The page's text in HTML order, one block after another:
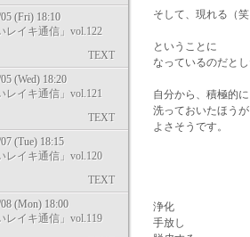
(Fri) 18:10
レイキ通信」vol.122
TEXT
(Wed) 18:20
レイキ通信」vol.121
TEXT
(Tue) 18:15
レイキ通信」vol.120
TEXT
(Mon) 18:00
レイキ通信」vol.119
そして、現れる（笑
ということに
なっているのだと
自分から、積極的に
洗っておいたほうが
よさそうです。
浄化
手放し